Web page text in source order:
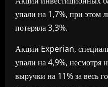
упали на 1,7%, при этом
потеряла 3,3%.
Акции Experian,
упали на 4,9%, несмотря
выручки на 11% за весь